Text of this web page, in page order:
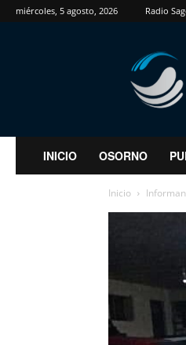
miércoles, 5 agosto, 2026 Radio
INICIO OSORNO
Inicio